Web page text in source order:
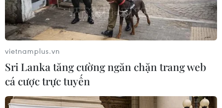
Phát hiện khoảng 1.190 vụ án xâm hại tình
vietnamplus.vn
Sri Lanka tăng cường ngăn chặn trang web
cá cược trực tuyến